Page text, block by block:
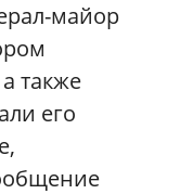
майор
также
его